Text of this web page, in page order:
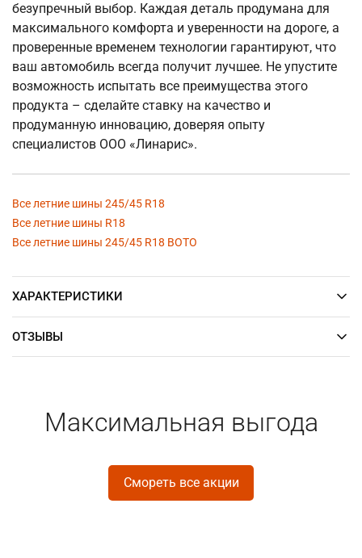
безупречный выбор. Каждая деталь продумана для
максимального комфорта и уверенности на дороге, а
проверенные временем технологии гарантируют, что
ваш автомобиль всегда получит лучшее. Не упустите
возможность испытать все преимущества этого
продукта – сделайте ставку на качество и
продуманную инновацию, доверяя опыту
специалистов ООО «Линарис».
Все летние шины 245/45 R18
Все летние шины R18
Все летние шины 245/45 R18 BOTO
ХАРАКТЕРИСТИКИ
ОТЗЫВЫ
Максимальная выгода
Смореть все акции